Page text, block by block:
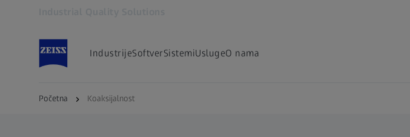
IndustrijeSoftverSistemiUslugeO nama
Početna Koaksijalnost